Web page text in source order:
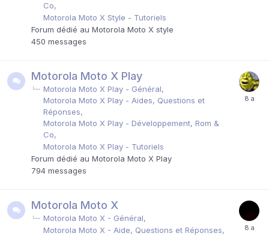
Co
Motorola Moto X Style - Tutoriels
Forum dédié au Motorola Moto X style
450 messages
Motorola Moto X Play
Motorola Moto X Play - Général
Motorola Moto X Play - Aides, Questions et
Réponses
Motorola Moto X Play - Développement, Rom &
Co
Motorola Moto X Play - Tutoriels
Forum dédié au Motorola Moto X Play
794 messages
Motorola Moto X
Motorola Moto X - Général
Motorola Moto X - Aide, Questions et Réponses